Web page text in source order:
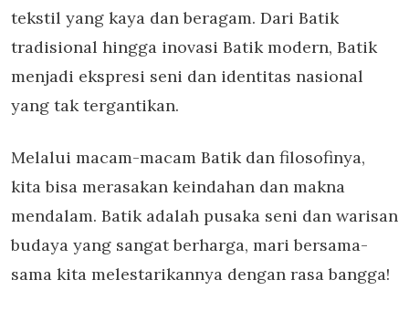
tekstil yang kaya dan beragam. Dari Batik
tradisional hingga inovasi Batik modern, Batik
menjadi ekspresi seni dan identitas nasional
yang tak tergantikan.
Melalui macam-macam Batik dan filosofinya,
kita bisa merasakan keindahan dan makna
mendalam. Batik adalah pusaka seni dan warisan
budaya yang sangat berharga, mari bersama-
sama kita melestarikannya dengan rasa bangga!